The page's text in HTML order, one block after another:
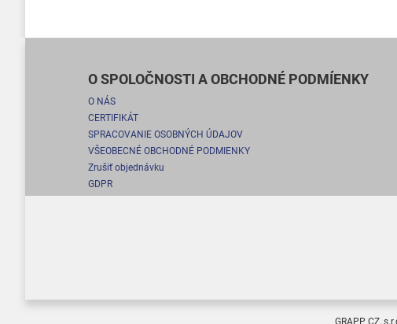
O SPOLOČNOSTI A OBCHODNÉ PODMÍENKY
O NÁS
CERTIFIKÁT
SPRACOVANIE OSOBNÝCH ÚDAJOV
VŠEOBECNÉ OBCHODNÉ PODMIENKY
Zrušiť objednávku
GDPR